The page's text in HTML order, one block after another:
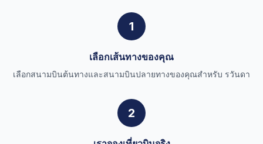
1
เลือกเส้นทางของคุณ
เลือกสนามบินต้นทางและสนามบินปลายทางของคุณสำหรับ รวันดา
2